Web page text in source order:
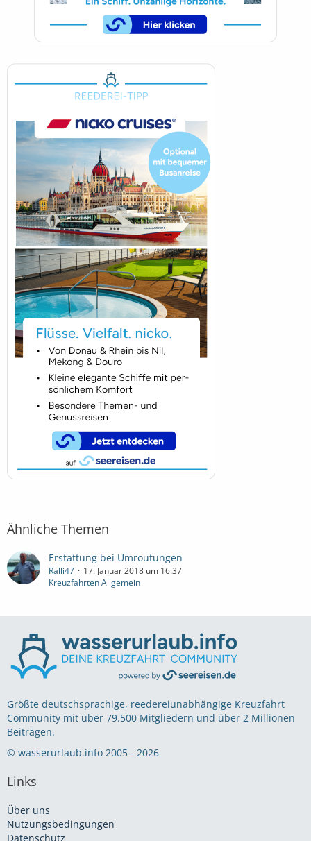
Ähnliche Themen
Erstattung bei Umroutungen
Ralli47
17. Januar 2018 um 16:37
Kreuzfahrten Allgemein
Größte deutschsprachige, reedereiunabhängige Kreuzfahrt
Community mit über 79.500 Mitgliedern und über 2 Millionen
Beiträgen.
© wasserurlaub.info 2005 - 2026
Links
Über uns
Nutzungsbedingungen
Datenschutz